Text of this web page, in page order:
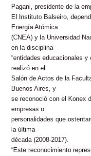
Pagani, presidente de la
El Instituto Balseiro,
Energía Atómica
(CNEA) y la Universidad
en la disciplina
“entidades educacionales
realizó en el
Salón de Actos de la
Buenos Aires, y
se reconoció con el Konex
empresas o
personalidades que
la última
década (2008-2017).
“Este reconocimiento